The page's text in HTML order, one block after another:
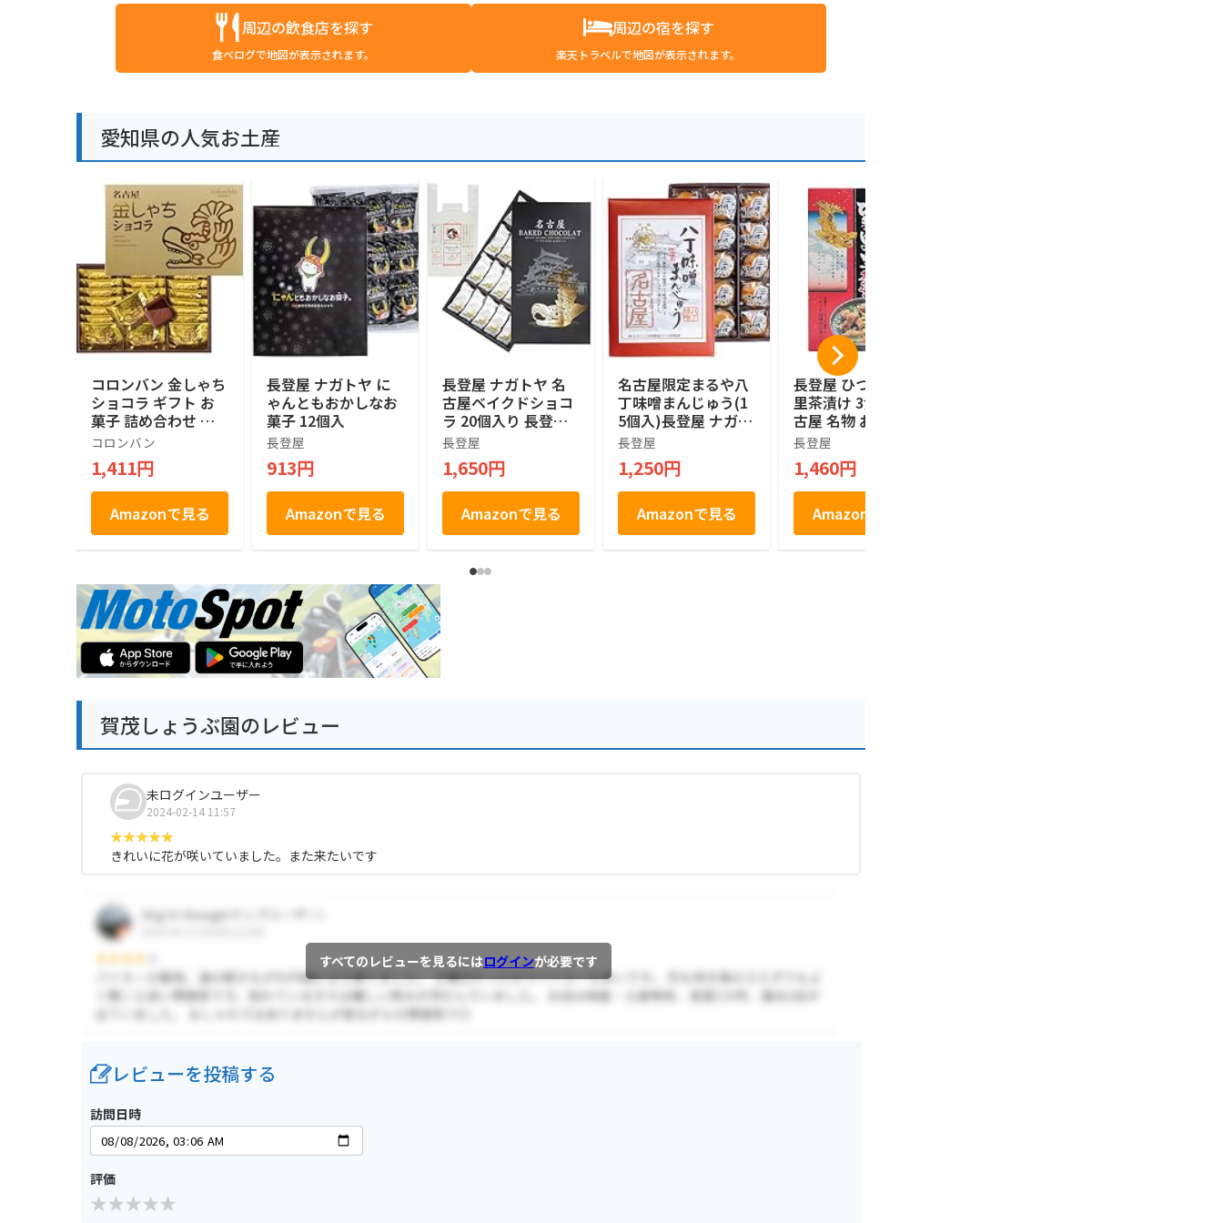
周辺の飲食店を探す
食べログで地図が表示されます。
周辺の宿を探す
楽天トラベルで地図が表示されます。
愛知県の人気お土産
コロンバン 金しゃち
ショコラ ギフト お
菓子 詰め合わせ 個
包装 土産 お菓子 ス
イーツ 銘店 ラング
ドシャ 21枚入り
コロンバン
1,411円
Amazonで見る
長登屋 ナガトヤ に
ゃんともおかしなお
菓子 12個入
長登屋
913円
Amazonで見る
長登屋 ナガトヤ 名
古屋ベイクドショコ
ラ 20個入り 長登屋
オリジナル土産袋付
個包装 焼きショコラ
名古屋土産 焼菓子
お菓子 手土産 お茶
菓子
長登屋
1,650円
Amazonで見る
名古屋限定まるや八
丁味噌まんじゅう(1
5個入)長登屋 ナガト
ヤ 名古屋土産
長登屋
1,250円
Amazonで見る
長登屋 ひつまぶしの
里茶漬け 3食入り 名
古屋 名物 お土産 ひ
つまぶし 茶漬けの素
お茶漬け うなぎ 和
食 ご当地 グルメ お
取り寄せ ギフト
長登屋
1,460円
Amazonで見る
賀茂しょうぶ園のレビュー
未ログインユーザー
2024-02-14 11:57
きれいに花が咲いていました。また来たいです
すべてのレビューを見るにはログインが必要です
レビューを投稿する
訪問日時
評価